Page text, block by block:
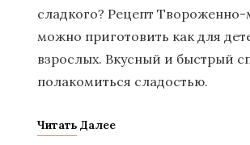
сладкого? Рецепт
можно приготовить как для
взрослых. Вкусный и быстрый
полакомиться сладостью.
Читать Далее